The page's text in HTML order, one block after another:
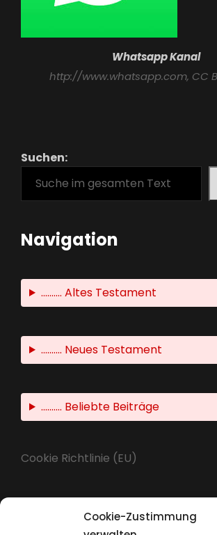
Cookie-Zustimmung
Whatsapp Kanal
http://www.whatsapp.com, CC
Suchen:
Navigation
.......... Altes Testament
.......... Neues Testament
.......... Beliebte Beiträge
Cookie Richtlinie (EU)